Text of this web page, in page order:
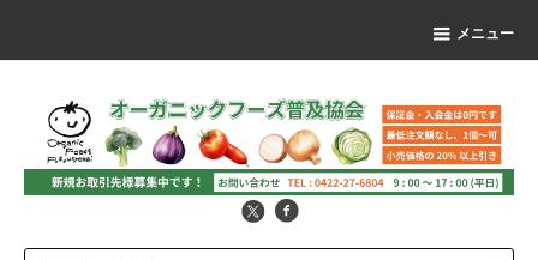
メニュー